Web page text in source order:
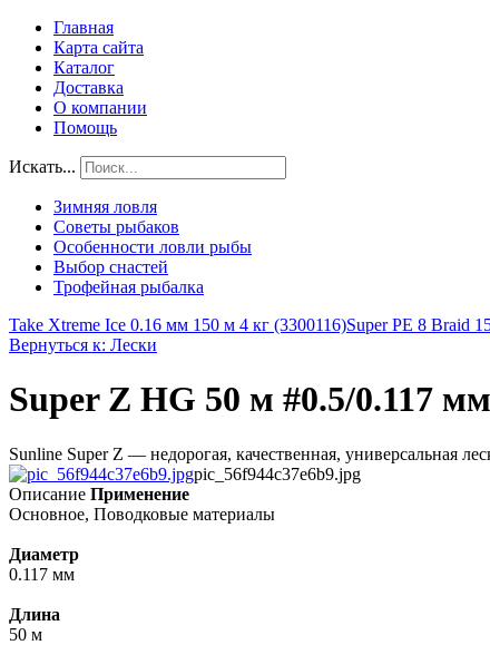
Главная
Карта сайта
Каталог
Доставка
О компании
Помощь
Искать...
Зимняя ловля
Советы рыбаков
Особенности ловли рыбы
Выбор снастей
Трофейная рыбалка
Take Xtreme Ice 0.16 мм 150 м 4 кг (3300116)Super PE 8 Braid
Вернуться к: Лески
Super Z HG 50 м #0.5/0.117
Sunline Super Z — недорогая, качественная, универсальная
pic_56f944c37e6b9.jpg
Описание Применение
Основное, Поводковые материалы
Диаметр
0.117 мм
Длина
50 м